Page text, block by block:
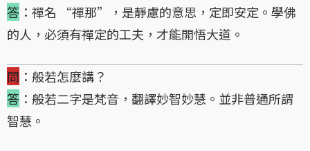
答 ：禪名 “禪那”，是靜慮的意思，定即安定。學佛
的人，必須有禪定的工夫，才能開悟大道。
問 ：般若怎麼講？
答 ：般若二字是梵音，翻譯妙智妙慧。並非普通所謂
智慧。